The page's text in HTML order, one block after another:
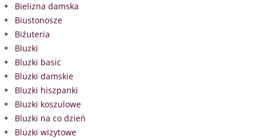
Bielizna damska
Biustonosze
Biżuteria
Bluzki
Bluzki basic
Bluzki damskie
Bluzki hiszpanki
Bluzki koszulowe
Bluzki na co dzień
Bluzki wizytowe